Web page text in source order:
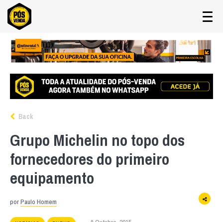
Back
Grupo Michelin no topo dos
fornecedores do primeiro
equipamento
porPaulo Homem